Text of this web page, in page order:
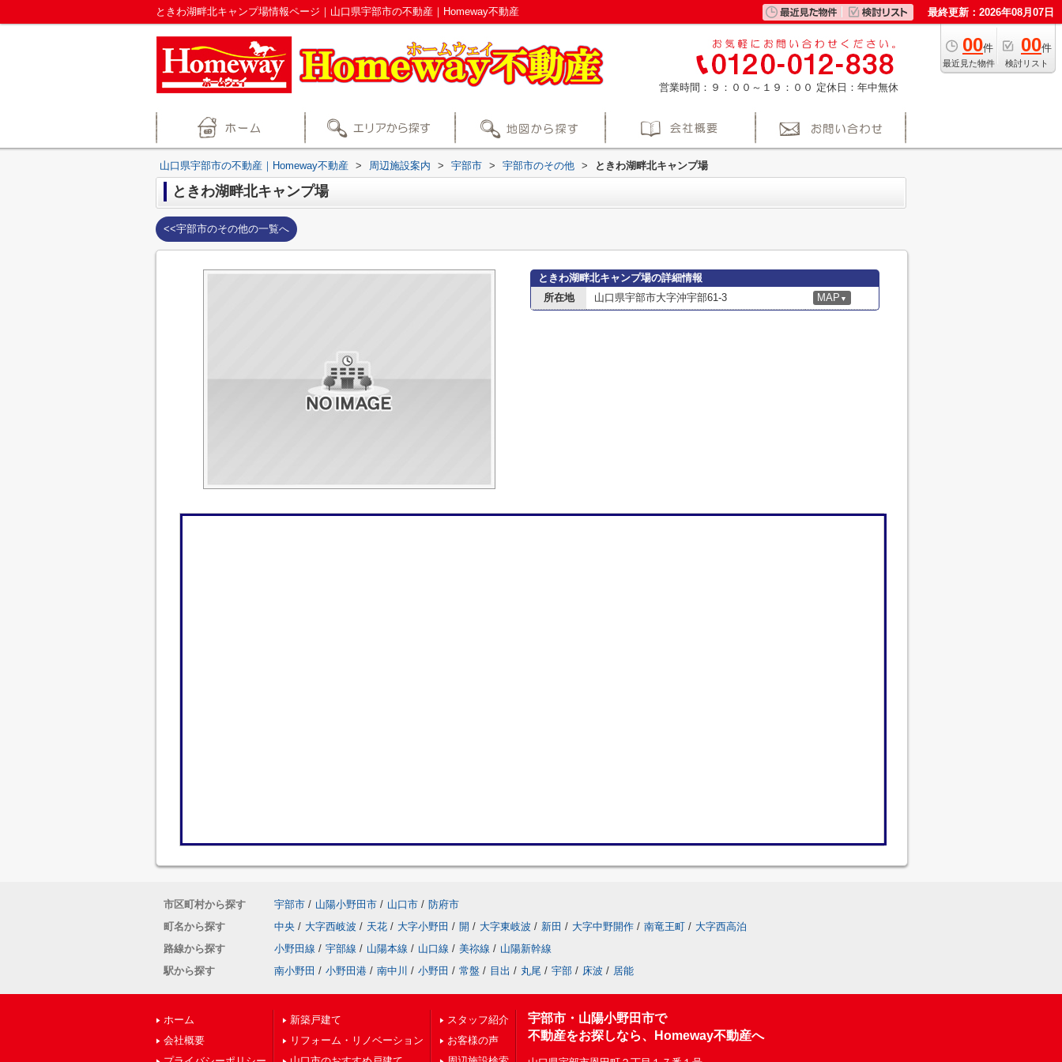
ときわ湖畔北キャンプ場情報ページ｜山口県宇部市の不動産｜Homeway不動産 最終更新：2026年08月07日
00件
最近見た物件
00件
検討リスト
営業時間：９：００～１９：００ 定休日：年中無休
山口県宇部市の不動産｜Homeway不動産 > 周辺施設案内 > 宇部市 > 宇部市のその他 > ときわ湖畔北キャンプ場
ときわ湖畔北キャンプ場
<<宇部市のその他の一覧へ
ときわ湖畔北キャンプ場の詳細情報
所在地
山口県宇部市大字沖宇部61-3 MAP ▼
市区町村から探す 宇部市 / 山陽小野田市 / 山口市 / 防府市
町名から探す
中央 / 大字西岐波 / 天花 / 大字小野田 / 開 / 大字東岐波 / 新田 / 大字中野開作 / 南竜王町 / 大字西高泊
路線から探す
小野田線 / 宇部線 / 山陽本線 / 山口線 / 美祢線 / 山陽新幹線
駅から探す
南小野田 / 小野田港 / 南中川 / 小野田 / 常盤 / 目出 / 丸尾 / 宇部 / 床波 / 居能
ホーム
会社概要
新築戸建て
リフォーム・リノベーション
スタッフ紹介
お客様の声
宇部市・山陽小野田市で
不動産をお探しなら、Homeway不動産へ